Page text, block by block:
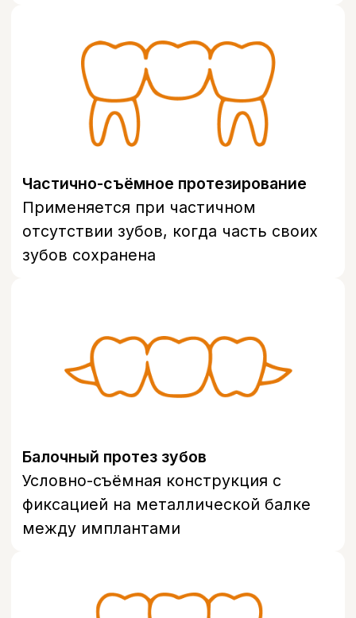
которая надёжно фиксируется на
нескольких имплантатах и внешне
выглядит как несъёмный протез, но
при необходимости может быть снят
врачом для профессиональной
чистки. Отсюда и название —
Чаще всего условно-съёмный протез
устанавливают на 4 имплантах — этого
достаточно для равномерного
распределения нагрузки на всю
челюсть. Такой протез изготавливают из
применяют, если часть собственных
зубов сохранена — протез крепится с
помощью кламмеров или замковых
креплений к оставшимся зубам,
Стоимость условно-съёмного протеза на
имплантах зависит от количества
имплантатов, материала конструкции и
объёма подготовительного лечения —
точную цену врач озвучит после
осмотра и диагностики.